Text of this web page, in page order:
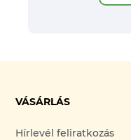
VÁSÁRLÁS
Hírlevél feliratkozás